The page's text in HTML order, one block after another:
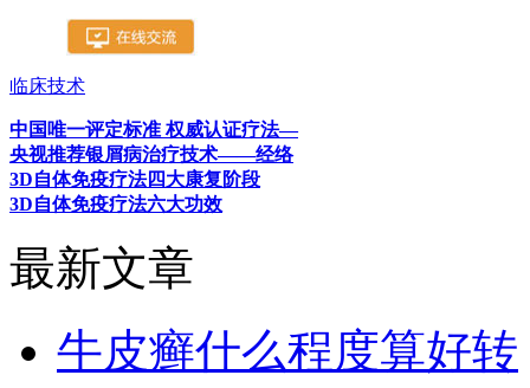
临床技术
中国唯一评定标准 权威认证疗法—
央视推荐银屑病治疗技术——经络
3D自体免疫疗法四大康复阶段
3D自体免疫疗法六大功效
最新文章
牛皮癣什么程度算好转